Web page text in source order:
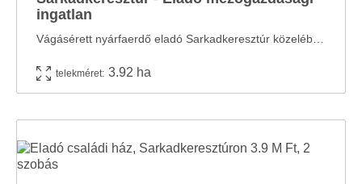
ingatlan
telekméret: 3.92 ha